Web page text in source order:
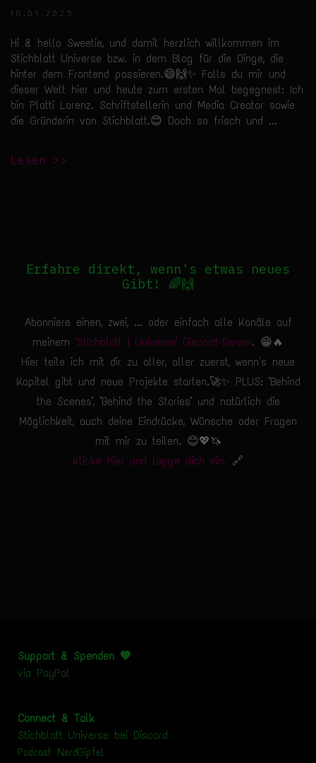
10.01.2025
Hi & hello Sweetie, und damit herzlich willkommen im
Stichblatt Universe bzw. in dem Blog für die Dinge, die
hinter dem Frontend passieren.😄🙌✨ Falls du mir und
dieser Welt hier und heute zum ersten Mal begegnest: Ich
bin Platti Lorenz. Schriftstellerin und Media Creator sowie
die Gründerin von Stichblatt.😊 Doch so frisch und ...
Lesen >>
Erfahre direkt, wenn's etwas neues
Gibt! 🌈🙌
Abonniere einen, zwei, ... oder einfach alle Kanäle auf
meinem "Stichblatt | Universe" Discord-Server. 😁🔥
Hier teile ich mit dir zu aller, aller zuerst, wenn's neue
Kapitel gibt und neue Projekte starten.🚀✨ PLUS: "Behind
the Scenes", "Behind the Stories" und natürlich die
Möglichkeit, auch deine Eindrücke, Wünsche oder Fragen
mit mir zu teilen. 😊💖🦄
Klicke hier und logge dich ein. 🔗
Support & Spenden 💚
via PayPal
Connect & Talk
Stichblatt Universe bei Discord
Podcast NerdGipfel